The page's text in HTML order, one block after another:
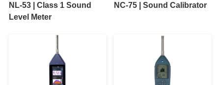
NL-53 | Class 1 Sound
Level Meter
NC-75 | Sound Calibrator